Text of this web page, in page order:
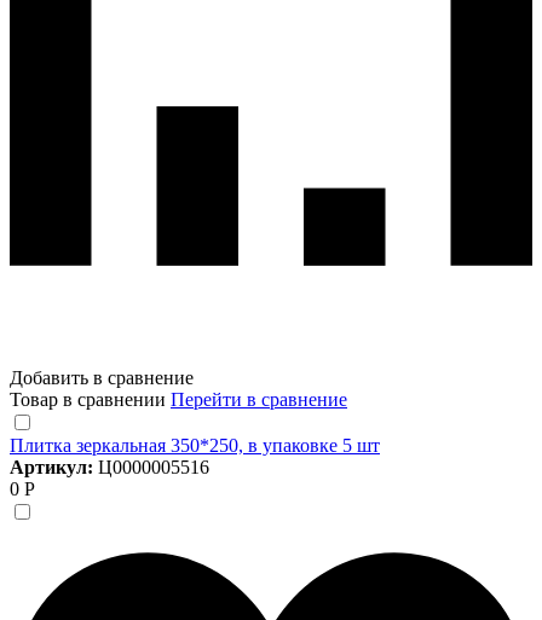
Добавить в сравнение
Товар в сравнении Перейти в сравнение
Плитка зеркальная 350*250, в упаковке 5 шт
Артикул: Ц0000005516
0 Р